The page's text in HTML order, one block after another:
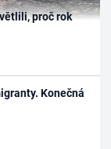
proč rok
Konečná